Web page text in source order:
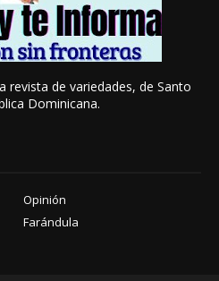
revista de variedades, de Santo
Dominicana.
Opinión
Farándula